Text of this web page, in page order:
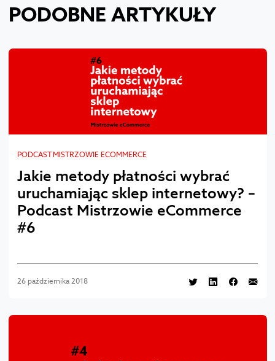
PODOBNE ARTYKUŁY
PODCAST MISTRZOWIE ECOMMERCE
Jakie metody płatności wybrać
uruchamiając sklep internetowy? –
Podcast Mistrzowie eCommerce
#6
26 października 2018